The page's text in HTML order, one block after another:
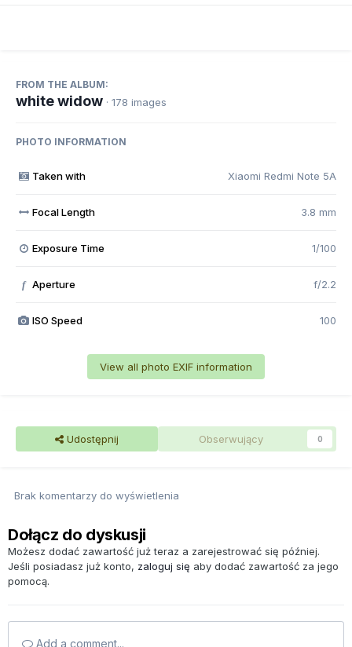
FROM THE ALBUM:
white widow · 178 images
PHOTO INFORMATION
Taken with Xiaomi Redmi Note 5A
Focal Length 3.8 mm
Exposure Time 1/100
f Aperture f/2.2
ISO Speed 100
View all photo EXIF information
Udostępnij Obserwujący 0
Brak komentarzy do wyświetlenia
Dołącz do dyskusji
Możesz dodać zawartość już teraz a zarejestrować się później.
Jeśli posiadasz już konto, zaloguj się aby dodać zawartość za jego
pomocą.
Add a comment...